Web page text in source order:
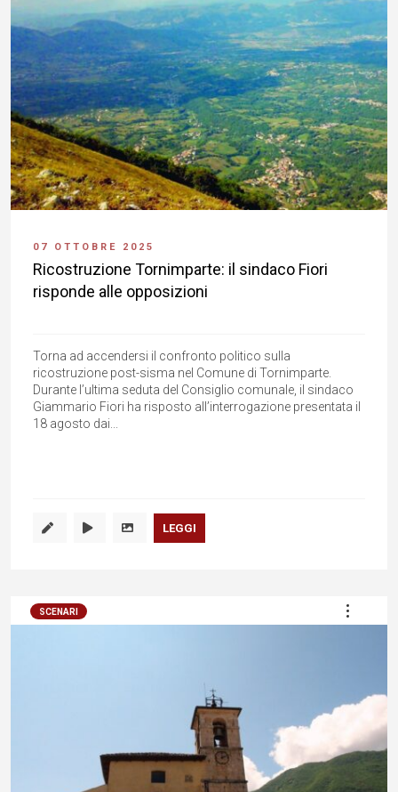
07 OTTOBRE 2025
Ricostruzione Tornimparte: il sindaco Fiori
risponde alle opposizioni
Torna ad accendersi il confronto politico sulla
ricostruzione post-sisma nel Comune di Tornimparte.
Durante l’ultima seduta del Consiglio comunale, il sindaco
Giammario Fiori ha risposto all’interrogazione presentata il
18 agosto dai...
LEGGI
SCENARI